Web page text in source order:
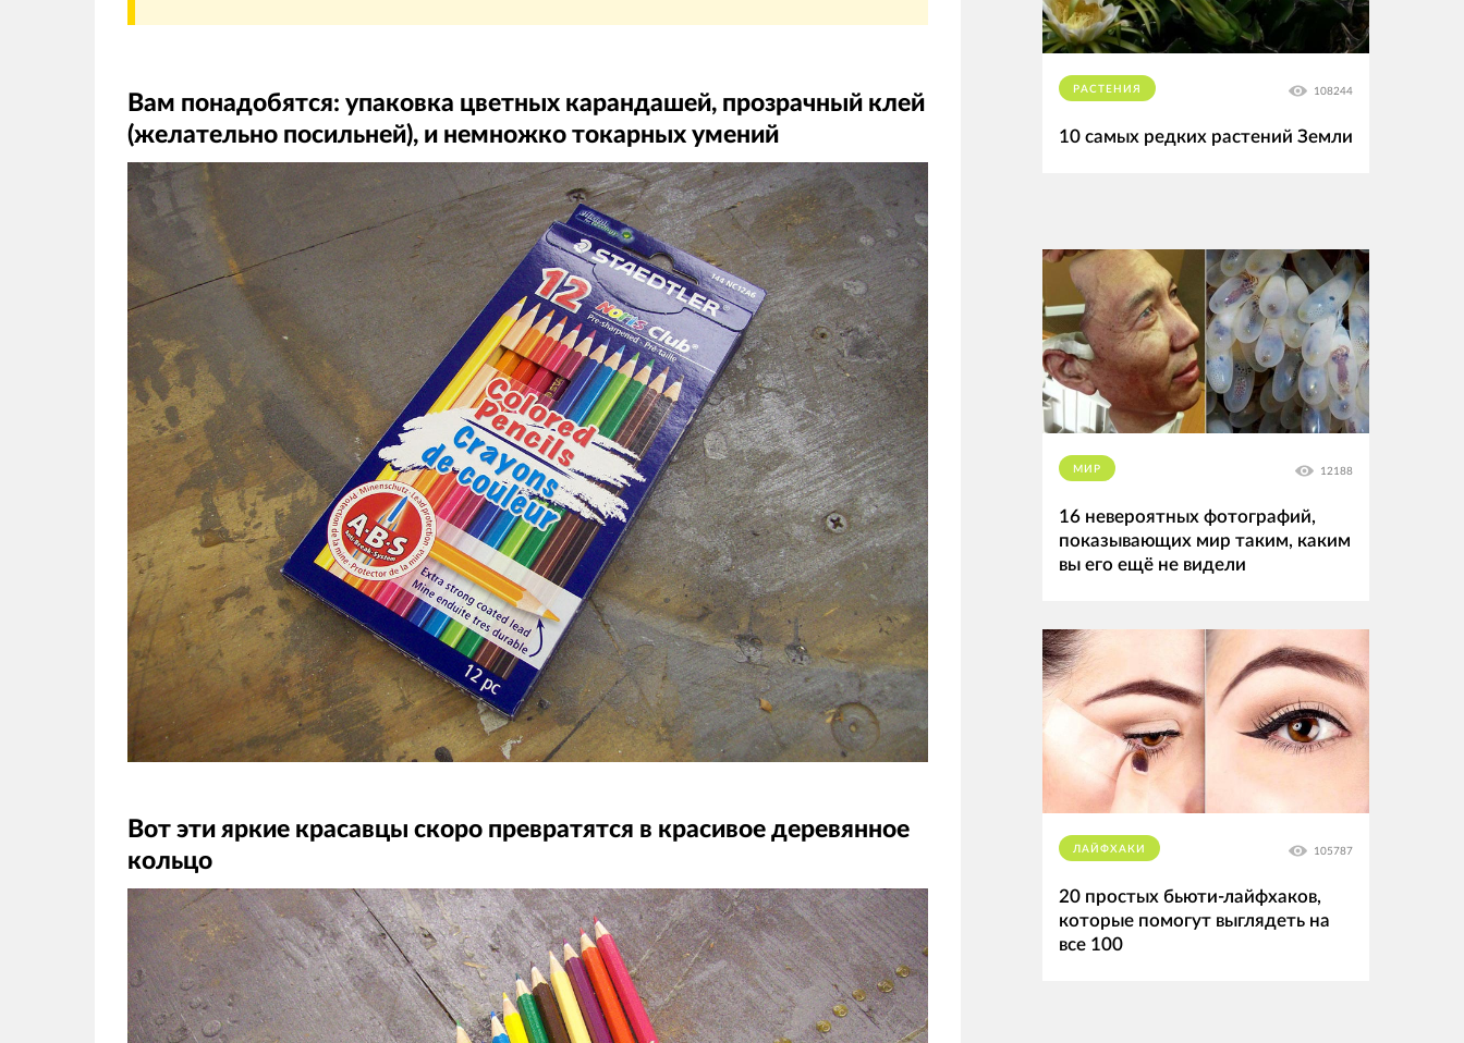
Вам понадобятся: упаковка цветных карандашей, прозрачный клей
(желательно посильней), и немножко токарных умений
Вот эти яркие красавцы скоро превратятся в красивое деревянное
кольцо
РАСТЕНИЯ 108244
10 самых редких растений Земли
МИР 12188
16 невероятных фотографий,
показывающих мир таким, каким
вы его ещё не видели
ЛАЙФХАКИ 105787
20 простых бьюти-лайфхаков,
которые помогут выглядеть на
все 100